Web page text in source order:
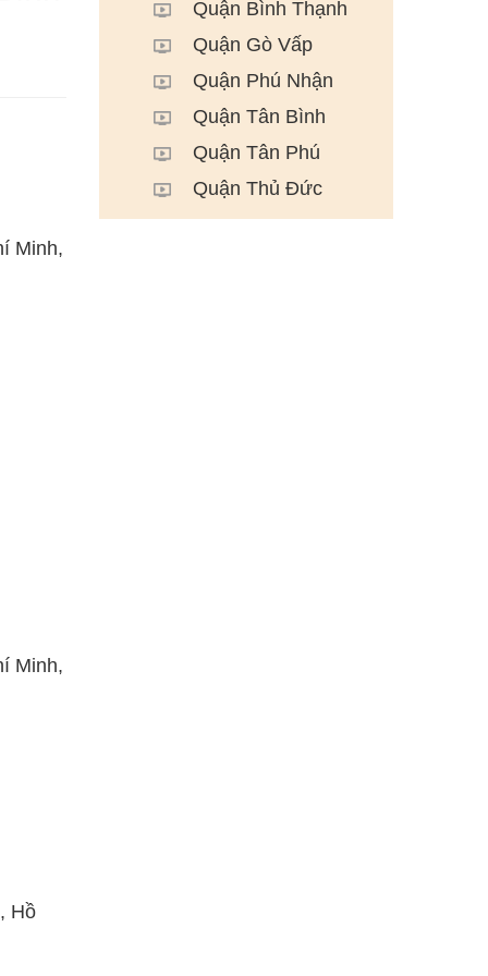
Minh,
Minh,
Hồ
Quận Bình Thạnh
Quận Gò Vấp
Quận Phú Nhận
Quận Tân Bình
Quận Tân Phú
Quận Thủ Đức